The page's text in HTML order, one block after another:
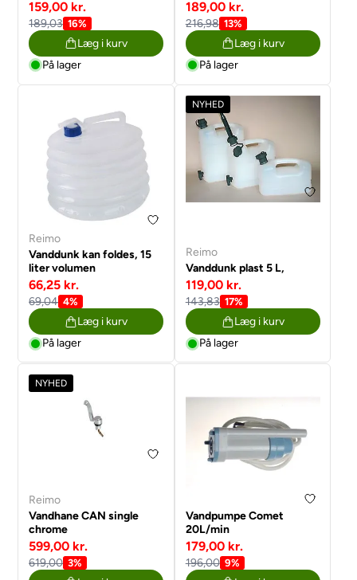
159,00 kr.
189,03 16%
Læg i kurv
På lager
189,00 kr.
216,98 13%
Læg i kurv
På lager
Reimo
Vanddunk kan foldes, 15
liter volumen
66,25 kr.
69,04 4%
Læg i kurv
På lager
NYHED
Reimo
Vanddunk plast 5 L,
119,00 kr.
143,83 17%
Læg i kurv
På lager
NYHED
Reimo
Vandhane CAN single
chrome
599,00 kr.
619,00 3%
Vandpumpe Comet
20L/min
179,00 kr.
196,00 9%